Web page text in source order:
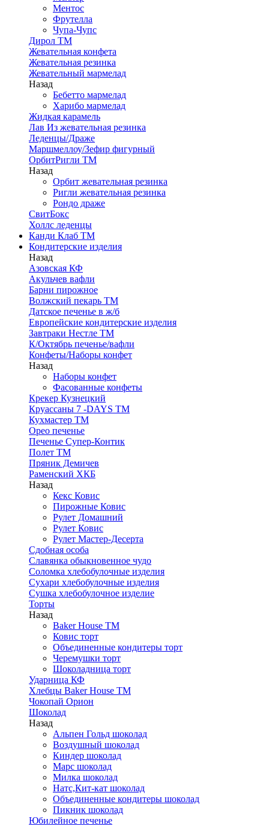
Ментос
Фрутелла
Чупа-Чупс
Дирол ТМ
Жевательная конфета
Жевательная резинка
Жевательный мармелад
Назад
Бебетто мармелад
Харибо мармелад
Жидкая карамель
Лав Из жевательная резинка
Леденцы/Драже
Маршмеллоу/Зефир фигурный
ОрбитРигли ТМ
Назад
Орбит жевательная резинка
Ригли жевательная резинка
Рондо драже
СвитБокс
Холлс леденцы
Канди Клаб ТМ
Кондитерские изделия
Назад
Азовская КФ
Акульчев вафли
Барни пирожное
Волжский пекарь ТМ
Датское печенье в ж/б
Европейские кондитерские изделия
Завтраки Нестле ТМ
К/Октябрь печенье/вафли
Конфеты/Наборы конфет
Назад
Наборы конфет
Фасованные конфеты
Крекер Кузнецкий
Круассаны 7 -DAYS ТМ
Кухмастер ТМ
Орео печенье
Печенье Супер-Контик
Полет ТМ
Пряник Демичев
Раменский ХКБ
Назад
Кекс Ковис
Пирожные Ковис
Рулет Домашний
Рулет Ковис
Рулет Мастер-Десерта
Сдобная особа
Славянка обыкновенное чудо
Соломка хлебобулочные изделия
Сухари хлебобулочные изделия
Сушка хлебобулочное изделие
Торты
Назад
Baker House ТМ
Ковис торт
Объединенные кондитеры торт
Черемушки торт
Шоколадница торт
Ударница КФ
Хлебцы Baker House ТМ
Чокопай Орион
Шоколад
Назад
Альпен Гольд шоколад
Воздушный шоколад
Киндер шоколад
Марс шоколад
Милка шоколад
Натс,Кит-кат шоколад
Объединенные кондитеры шоколад
Пикник шоколад
Юбилейное печенье